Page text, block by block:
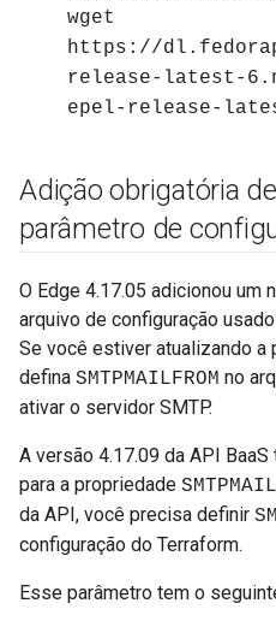
wget
https://
release-latest-
epel-release-
Adição obrigatória
parâmetro de
O Edge 4.17.05 adicionou um
arquivo de configuração
Se você estiver atualizando a
defina SMTPMAILFROM no
ativar o servidor SMTP.
A versão 4.17.09 da API
para a propriedade
da API, você precisa definir
configuração do Terraform.
Esse parâmetro tem o